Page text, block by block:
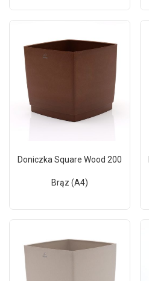
Doniczka Square Wood 200
Brąz (A4)